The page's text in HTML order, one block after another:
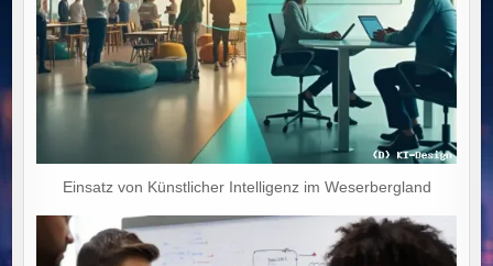
Einsatz von Künstlicher Intelligenz im Weserbergland